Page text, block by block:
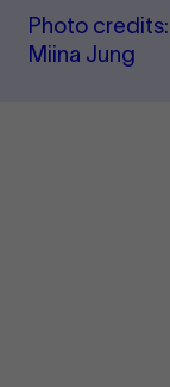
Photo credits:
Miina Jung